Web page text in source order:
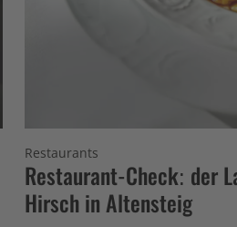
Restaurants
Restaurant-Check: der
Hirsch in Altensteig